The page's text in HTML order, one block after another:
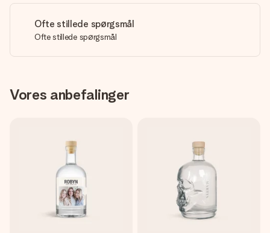
Ofte stillede spørgsmål
Ofte stillede spørgsmål
Vores anbefalinger